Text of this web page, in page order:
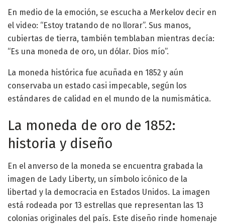
En medio de la emoción, se escucha a Merkelov decir en
el video: “Estoy tratando de no llorar”. Sus manos,
cubiertas de tierra, también temblaban mientras decía:
“Es una moneda de oro, un dólar. Dios mío”.
La moneda histórica fue acuñada en 1852 y aún
conservaba un estado casi impecable, según los
estándares de calidad en el mundo de la numismática.
La moneda de oro de 1852:
historia y diseño
En el anverso de la moneda se encuentra grabada la
imagen de Lady Liberty, un símbolo icónico de la
libertad y la democracia en Estados Unidos. La imagen
está rodeada por 13 estrellas que representan las 13
colonias originales del país. Este diseño rinde homenaje